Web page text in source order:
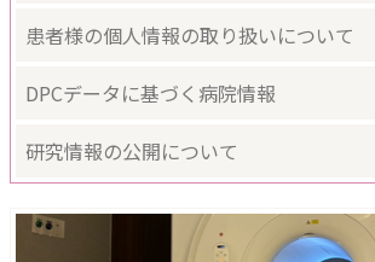
患者様の個人情報の取り扱いについて
DPCデータに基づく病院情報
研究情報の公開について